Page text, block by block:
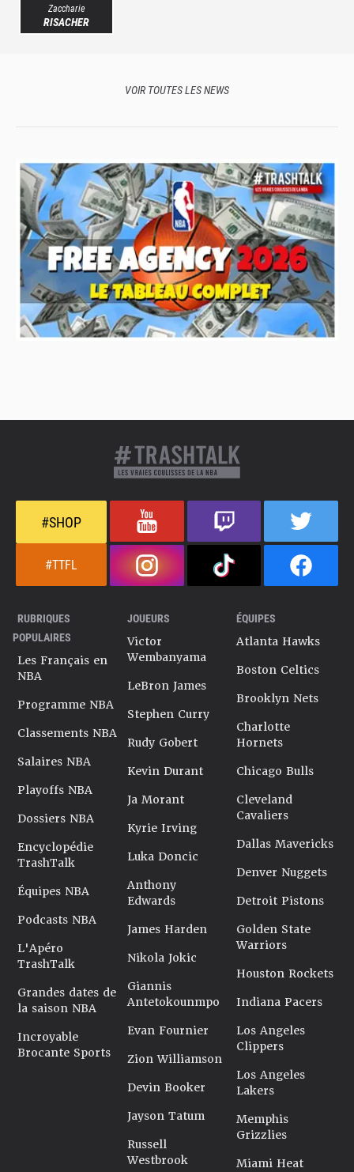
Zaccharie
RISACHER
VOIR TOUTES LES NEWS
#SHOP
#TTFL
RUBRIQUES
POPULAIRES
Les Français en
NBA
Programme NBA
Classements NBA
Salaires NBA
Playoffs NBA
Dossiers NBA
Encyclopédie
TrashTalk
Équipes NBA
Podcasts NBA
L'Apéro
TrashTalk
Grandes dates de
la saison NBA
Incroyable
Brocante Sports
JOUEURS
Victor
Wembanyama
LeBron James
Stephen Curry
Rudy Gobert
Kevin Durant
Ja Morant
Kyrie Irving
Luka Doncic
Anthony
Edwards
James Harden
Nikola Jokic
Giannis
Antetokounmpo
Evan Fournier
Zion Williamson
Devin Booker
Jayson Tatum
Russell
Westbrook
ÉQUIPES
Atlanta Hawks
Boston Celtics
Brooklyn Nets
Charlotte
Hornets
Chicago Bulls
Cleveland
Cavaliers
Dallas Mavericks
Denver Nuggets
Detroit Pistons
Golden State
Warriors
Houston Rockets
Indiana Pacers
Los Angeles
Clippers
Los Angeles
Lakers
Memphis
Grizzlies
Miami Heat